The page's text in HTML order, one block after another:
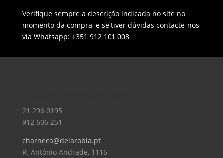
Verifique sempre a descrição indicada no site no
momento da compra, e se tiver dúvidas contacte-nos
via Whatsapp: +351 912 101 008
21 296 0195
912 606 251
charneca@delarobia.pt
R. António Andrade, 1116